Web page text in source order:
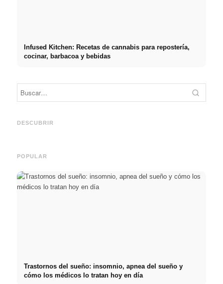
Infused Kitchen: Recetas de cannabis para repostería,
cocinar, barbacoa y bebidas
DESCUBRIR
Mehr Verkäufe durch gezieltes
POPULAR
Trastornos del sueño: insomnio, apnea del sueño y
cómo los médicos lo tratan hoy en día